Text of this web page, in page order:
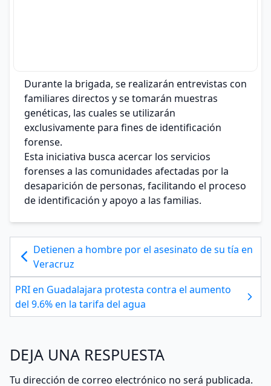
Durante la brigada, se realizarán entrevistas con
familiares directos y se tomarán muestras
genéticas, las cuales se utilizarán
exclusivamente para fines de identificación
forense.
Esta iniciativa busca acercar los servicios
forenses a las comunidades afectadas por la
desaparición de personas, facilitando el proceso
de identificación y apoyo a las familias.
Detienen a hombre por el asesinato de su tía en
Veracruz
PRI en Guadalajara protesta contra el aumento
del 9.6% en la tarifa del agua
DEJA UNA RESPUESTA
Tu dirección de correo electrónico no será publicada.